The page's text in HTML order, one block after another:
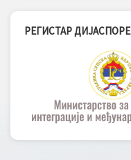
РЕГИСТАР ДИЈАСПОРЕ